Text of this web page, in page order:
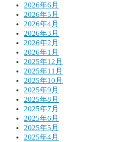
2026年6月
2026年5月
2026年4月
2026年3月
2026年2月
2026年1月
2025年12月
2025年11月
2025年10月
2025年9月
2025年8月
2025年7月
2025年6月
2025年5月
2025年4月